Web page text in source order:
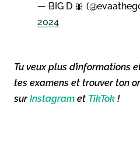
— BIG D 🎀
2024
Tu veux plus d’informations
tes examens et trouver ton
surInstagram et TikTok !